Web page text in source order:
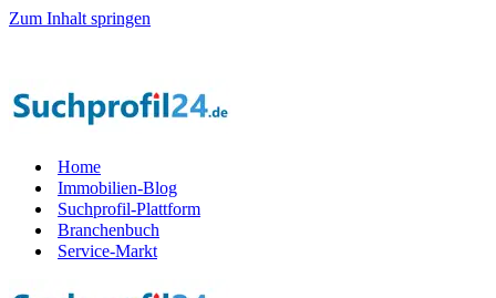
Zum Inhalt springen
Home
Immobilien-Blog
Suchprofil-Plattform
Branchenbuch
Service-Markt